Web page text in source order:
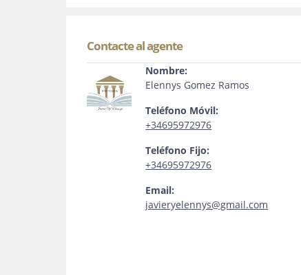
Contacte al agente
Nombre:
Elennys Gomez Ramos
Teléfono Móvil:
+34695972976
Teléfono Fijo:
+34695972976
Email:
javieryelennys@gmail.com